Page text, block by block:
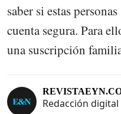
saber si estas
cuenta segura. Para
una suscripción
Redacción digital